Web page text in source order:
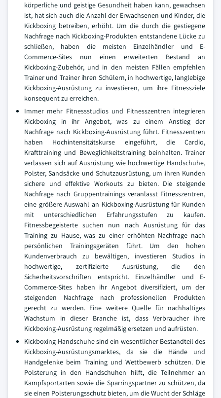
körperliche und geistige Gesundheit haben kann, gewachsen
ist, hat sich auch die Anzahl der Erwachsenen und Kinder, die
Kickboxing betreiben, erhöht. Um die durch die gestiegene
Nachfrage nach Kickboxing-Produkten entstandene Lücke zu
schließen, haben die meisten Einzelhändler und E-
Commerce-Sites nun einen erweiterten Bestand an
Kickboxing-Zubehör, und in den meisten Fällen empfehlen
Trainer und Trainer ihren Schülern, in hochwertige, langlebige
Kickboxing-Ausrüstung zu investieren, um ihre Fitnessziele
konsequent zu erreichen.
Immer mehr Fitnessstudios und Fitnesszentren integrieren
Kickboxing in ihr Angebot, was zu einem Anstieg der
Nachfrage nach Kickboxing-Ausrüstung führt. Fitnesszentren
haben Hochintensitätskurse eingeführt, die Cardio,
Krafttraining und Beweglichkeitstraining beinhalten. Trainer
verlassen sich auf Ausrüstung wie hochwertige Handschuhe,
Polster, Sandsäcke und Schutzausrüstung, um ihren Kunden
sichere und effektive Workouts zu bieten. Die steigende
Nachfrage nach Gruppentrainings veranlasst Fitnesszentren,
eine größere Auswahl an Kickboxing-Ausrüstung für Kunden
mit unterschiedlichen Erfahrungsstufen zu kaufen.
Fitnessbegeisterte suchen nun nach Ausrüstung für das
Training zu Hause, was zu einer erhöhten Nachfrage nach
persönlichen Trainingsgeräten führt. Um den hohen
Kundenverbrauch zu bewältigen, investieren Studios in
hochwertige, zertifizierte Ausrüstung, die den
Sicherheitsvorschriften entspricht. Einzelhändler und E-
Commerce-Sites haben ihr Angebot diversifiziert, um der
steigenden Nachfrage nach professionellen Produkten
gerecht zu werden. Eine weitere Quelle für nachhaltiges
Wachstum in dieser Branche ist, dass Verbraucher ihre
Kickboxing-Ausrüstung regelmäßig ersetzen und aufrüsten.
Kickboxing-Handschuhe sind ein wesentlicher Bestandteil des
Kickboxing-Ausrüstungsmarktes, da sie die Hände und
Handgelenke beim Training und Wettbewerb schützen. Die
Polsterung in den Handschuhen hilft, die Teilnehmer an
Kampfsportarten sowie die Sparringspartner zu schützen, da
sie einen Polsterungsschutz bieten, um die Wucht der Schläge